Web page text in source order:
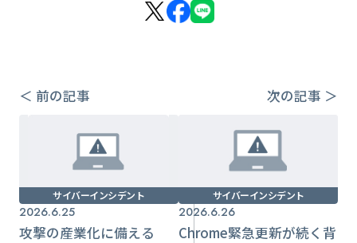
＜ 前の記事 次の記事 ＞
サイバーインシデント
2026.6.25
攻撃の産業化に備える
サイバーインシデント
2026.6.26
Chrome緊急更新が続く背